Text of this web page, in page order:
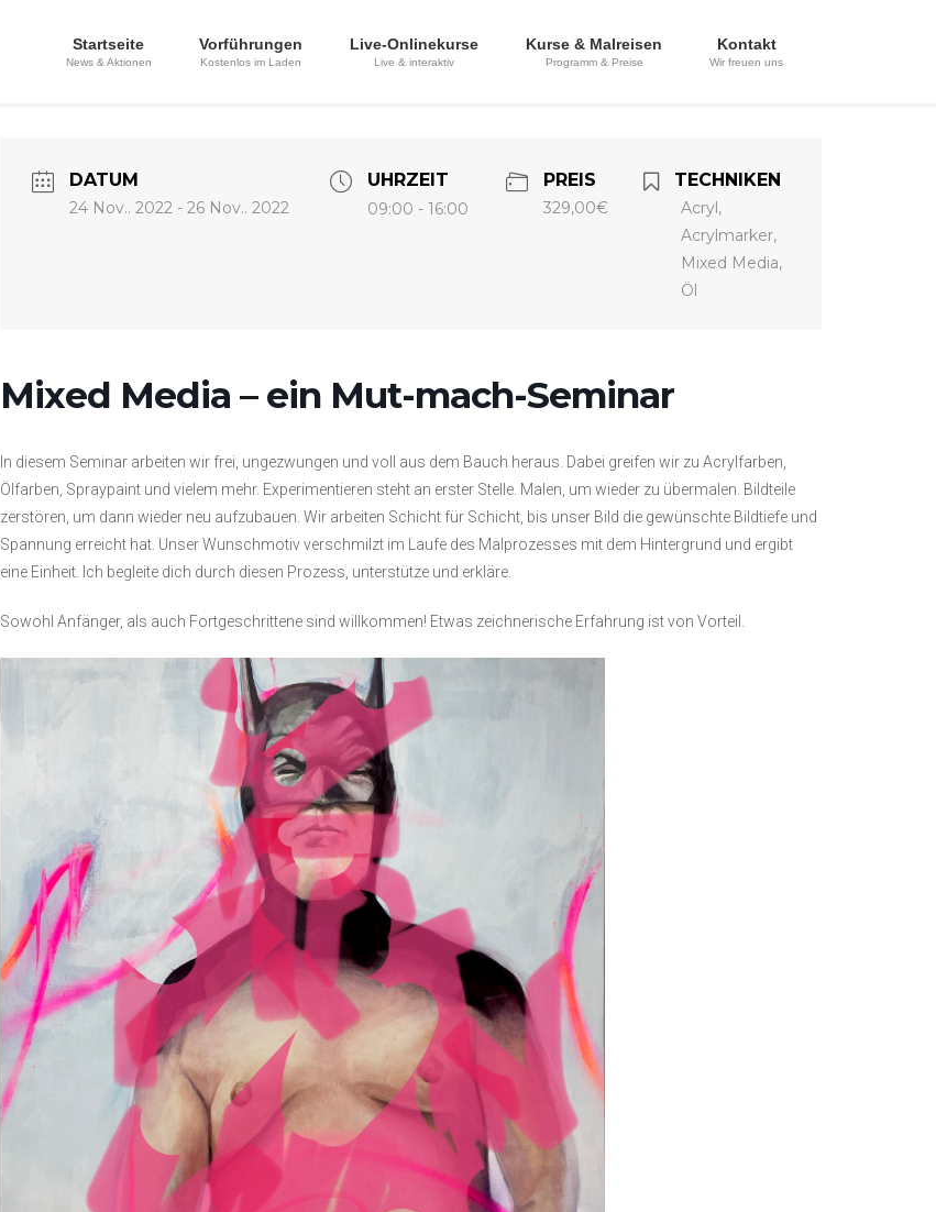
Startseite
News & Aktionen
Vorführungen
Kostenlos im Laden
Live-Onlinekurse
Live & interaktiv
Kurse & Malreisen
Programm & Preise
Kontakt
Wir freuen uns
DATUM
24 Nov.. 2022- 26 Nov.. 2022
UHRZEIT
09:00 - 16:00
PREIS
329,00€
TECHNIKEN
Acryl,
Acrylmarker,
Mixed Media,
Öl
Mixed Media – ein Mut-mach-Seminar
In diesem Seminar arbeiten wir frei, ungezwungen und voll aus dem Bauch heraus. Dabei greifen wir zu Acrylfarben,
Ölfarben, Spraypaint und vielem mehr. Experimentieren steht an erster Stelle. Malen, um wieder zu übermalen. Bildteile
zerstören, um dann wieder neu aufzubauen. Wir arbeiten Schicht für Schicht, bis unser Bild die gewünschte Bildtiefe und
Spannung erreicht hat. Unser Wunschmotiv verschmilzt im Laufe des Malprozesses mit dem Hintergrund und ergibt
eine Einheit. Ich begleite dich durch diesen Prozess, unterstütze und erkläre.
Sowohl Anfänger, als auch Fortgeschrittene sind willkommen! Etwas zeichnerische Erfahrung ist von Vorteil.